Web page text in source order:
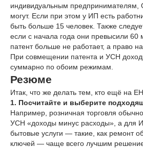
индивидуальным
могут. Если при этом у ИП есть
быть больше 15 человек. Также
если с начала года они превысили 60
патент больше не работает, а право на
При совмещении патента и УСН
суммарно по обоим режимам.
Резюме
Итак, что же делать тем, кто ещё на
1. Посчитайте и выберите
Например, розничная торговля
УСН «доходы минус расходы», а для
бытовые услуги — такие, как ремонт
ключей — чаще всего лучшим